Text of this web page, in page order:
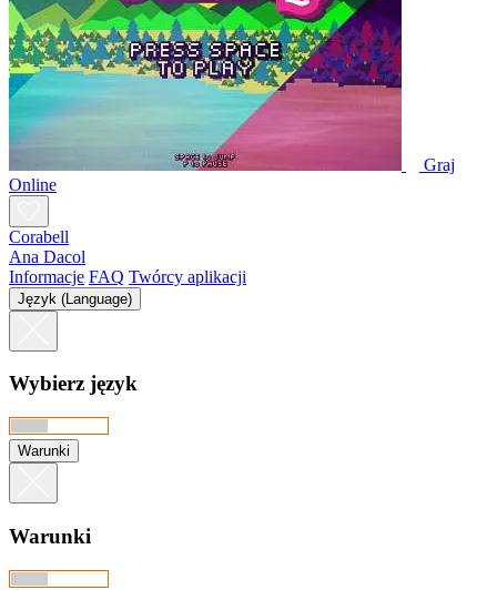
Graj
Online
Corabell
Ana Dacol
Informacje FAQ Twórcy aplikacji
Język (Language)
Wybierz język
Warunki
Warunki